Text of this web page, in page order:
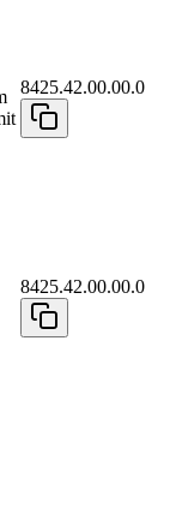
8425.42.00.00.0
8425.42.00.00.0